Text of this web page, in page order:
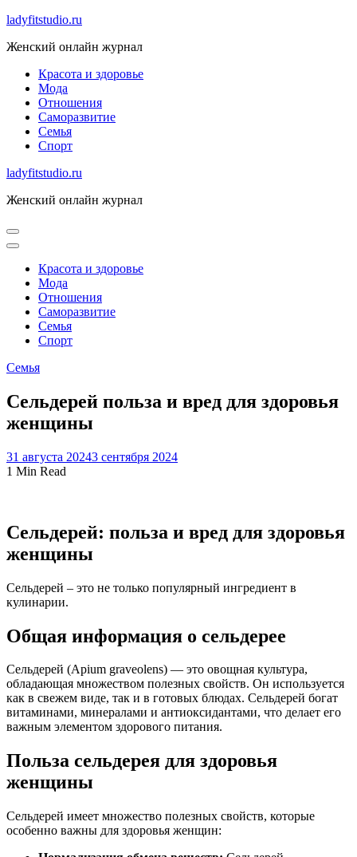
Skip
content
ladyfitstudio.ru
Женский онлайн журнал
Красота и здоровье
Мода
Отношения
Саморазвитие
Семья
Спорт
ladyfitstudio.ru
Женский онлайн журнал
Красота и здоровье
Мода
Отношения
Саморазвитие
Семья
Спорт
Семья
Сельдерей польза и вред для здоровья
женщины
31 августа 20243 сентября 2024
1 Min Read
Сельдерей: польза и вред для здоровья
женщины
Сельдерей – это не только популярный ингредиент в
кулинарии.
Общая информация о сельдерее
Сельдерей (Apium graveolens) — это овощная культура,
обладающая множеством полезных свойств. Он используется
как в свежем виде, так и в готовых блюдах. Сельдерей богат
витаминами, минералами и антиоксидантами, что делает его
важным элементом здорового питания.
Польза сельдерея для здоровья
женщины
Сельдерей имеет множество полезных свойств, которые
особенно важны для здоровья женщин: